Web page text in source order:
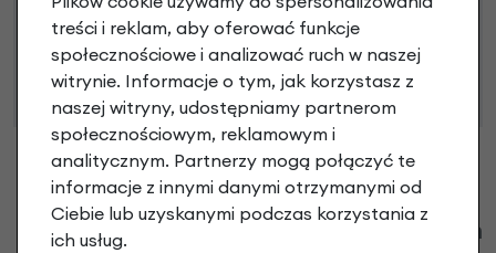
66 Kodeksu Cywilnego. Ostateczna decyzja o warunkach
i przyznaniu kredytu zostanie podjęta po ocenie
zdolności kredytowej.
Klienci zadali następujące pytania o ten
treści i reklam, aby oferować funkcje
społecznościowe i analizować ruch w naszej
witrynie. Informacje o tym, jak korzystasz z
naszej witryny, udostępniamy partnerom
społecznościowym, reklamowym i
analitycznym. Partnerzy mogą połączyć te
informacje z innymi danymi otrzymanymi od
Ciebie lub uzyskanymi podczas korzystania z
ich usług.